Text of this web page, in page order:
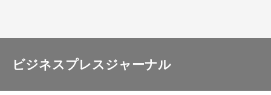
ビジネスプレスジャーナル